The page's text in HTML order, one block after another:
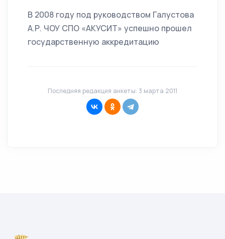
В 2008 году под руководством Галустова
А.Р. ЧОУ СПО «АКУСИТ» успешно прошел
государственную аккредитацию
Последняя редакция анкеты: 3 марта 2011